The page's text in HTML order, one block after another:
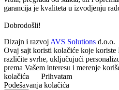
garancija je kvaliteta u izvodjenju
Dobrodošli!
Dizajn i razvoj AVS Solutions d.o.o.
Ovaj sajt koristi kolačiće koje
različite svrhe, uključujući
prema Vašem interesu i merenje
kolačića
Prihvatam
Podešavanja kolačića